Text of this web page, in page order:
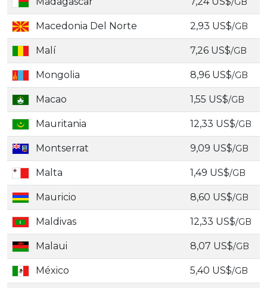
Macedonia Del Norte 2,93 US$/GB
Malí 7,26 US$/GB
Mongolia 8,96 US$/GB
Macao 1,55 US$/GB
Mauritania 12,33 US$/GB
Montserrat 9,09 US$/GB
Malta 1,49 US$/GB
Mauricio 8,60 US$/GB
Maldivas 12,33 US$/GB
Malaui 8,07 US$/GB
México 5,40 US$/GB